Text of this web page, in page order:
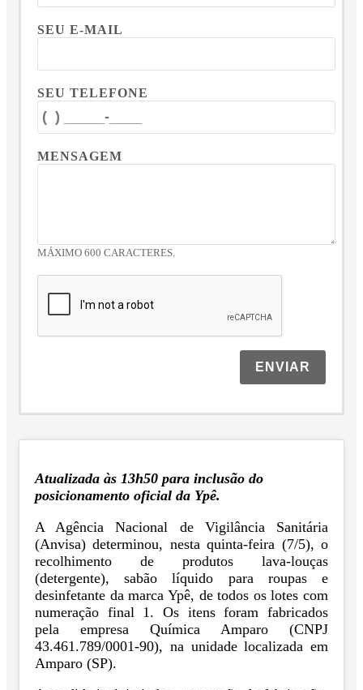
SEU E-MAIL
SEU TELEFONE
MENSAGEM
MÁXIMO 600 CARACTERES.
ENVIAR
Atualizada às 13h50 para inclusão do
posicionamento oficial da Ypê.
A Agência Nacional de Vigilância Sanitária
(Anvisa) determinou, nesta quinta-feira (7/5), o
recolhimento de produtos lava-louças
(detergente), sabão líquido para roupas e
desinfetante da marca Ypê, de todos os lotes com
numeração final 1. Os itens foram fabricados
pela empresa Química Amparo (CNPJ
43.461.789/0001-90), na unidade localizada em
Amparo (SP).